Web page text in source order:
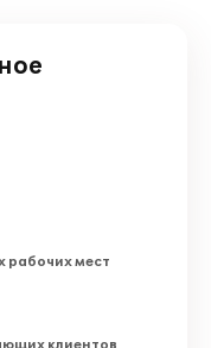
рабочих мест